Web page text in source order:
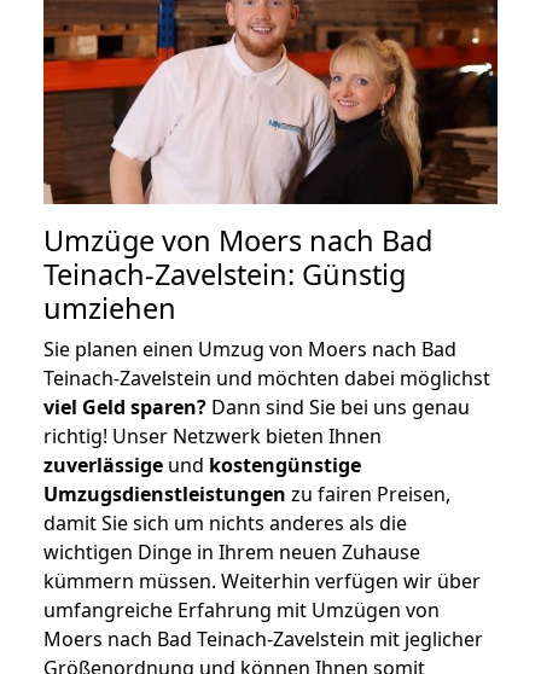
Umzüge von Moers nach Bad
Teinach-Zavelstein: Günstig
umziehen
Sie planen einen Umzug von Moers nach Bad
Teinach-Zavelstein und möchten dabei möglichst
viel Geld sparen? Dann sind Sie bei uns genau
richtig! Unser Netzwerk bieten Ihnen
zuverlässige und kostengünstige
Umzugsdienstleistungen zu fairen Preisen,
damit Sie sich um nichts anderes als die
wichtigen Dinge in Ihrem neuen Zuhause
kümmern müssen. Weiterhin verfügen wir über
umfangreiche Erfahrung mit Umzügen von
Moers nach Bad Teinach-Zavelstein mit jeglicher
Größenordnung und können Ihnen somit